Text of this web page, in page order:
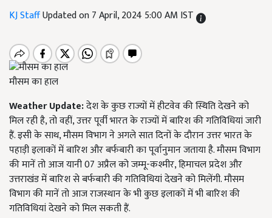
KJ StaffUpdated on 7 April, 2024 5:00 AM IST
मौसम का हाल
Weather Update:देश के कुछ राज्यों में हीटवेव की स्थिति देखने को
मिल रही है, तो वहीं, उत्तर पूर्वी भारत के राज्यों में बारिश की गतिविधियां जारी
हैं. इसी के साथ, मौसम विभाग ने अगले सात दिनों के दौरान उत्तर भारत के
पहाड़ी इलाकों में बारिश और बर्फबारी का पूर्वानुमान जताया है. मौसम विभाग
की मानें तो आज यानी 07 अप्रैल को जम्मू-कश्मीर, हिमाचल प्रदेश और
उत्तराखंड में बारिश से बर्फबारी की गतिविधियां देखने को मिलेंगी. मौसम
विभाग की मानें तो आज राजस्थान के भी कुछ इलाकों में भी बारिश की
गतिविधियां देखने को मिल सकती हैं.